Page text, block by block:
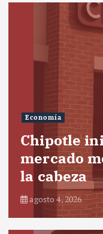
Economía
Chipotle
mercado
la cabeza
agosto 4, 2026